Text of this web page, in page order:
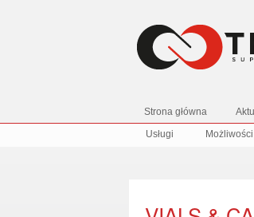
Strona główna
Usługi